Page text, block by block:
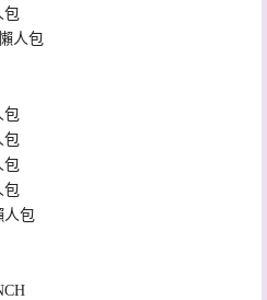
包
人包
包
包
包
包
人包